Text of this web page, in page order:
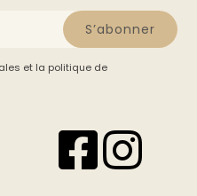
S’abonner
et la politique de